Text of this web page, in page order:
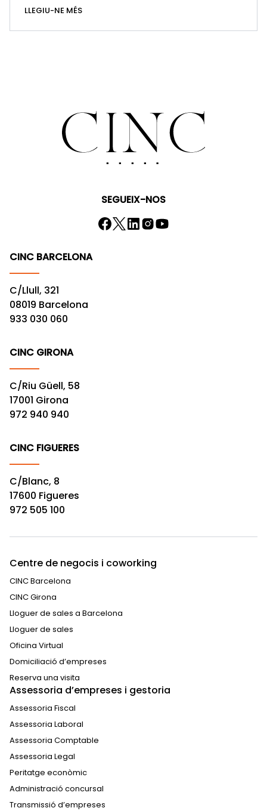
LLEGIU-NE MÉS
SEGUEIX-NOS
CINC BARCELONA
C/Llull, 321
08019 Barcelona
933 030 060
CINC GIRONA
C/Riu Güell, 58
17001 Girona
972 940 940
CINC FIGUERES
C/Blanc, 8
17600 Figueres
972 505 100
Centre de negocis i coworking
CINC Barcelona
CINC Girona
Lloguer de sales a Barcelona
Lloguer de sales
Oficina Virtual
Domiciliació d’empreses
Reserva una visita
Assessoria d’empreses i gestoria
Assessoria Fiscal
Assessoria Laboral
Assessoria Comptable
Assessoria Legal
Peritatge econòmic
Administració concursal
Transmissió d’empreses